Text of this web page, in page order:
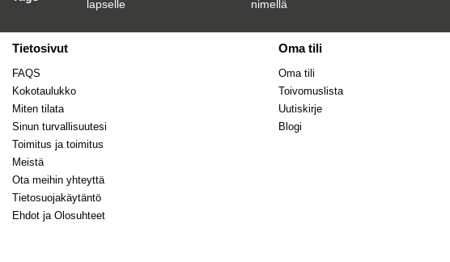
lapselle nimellä
Tietosivut
FAQS
Kokotaulukko
Miten tilata
Sinun turvallisuutesi
Toimitus ja toimitus
Meistä
Ota meihin yhteyttä
Tietosuojakäytäntö
Ehdot ja Olosuhteet
Oma tili
Oma tili
Toivomuslista
Uutiskirje
Blogi